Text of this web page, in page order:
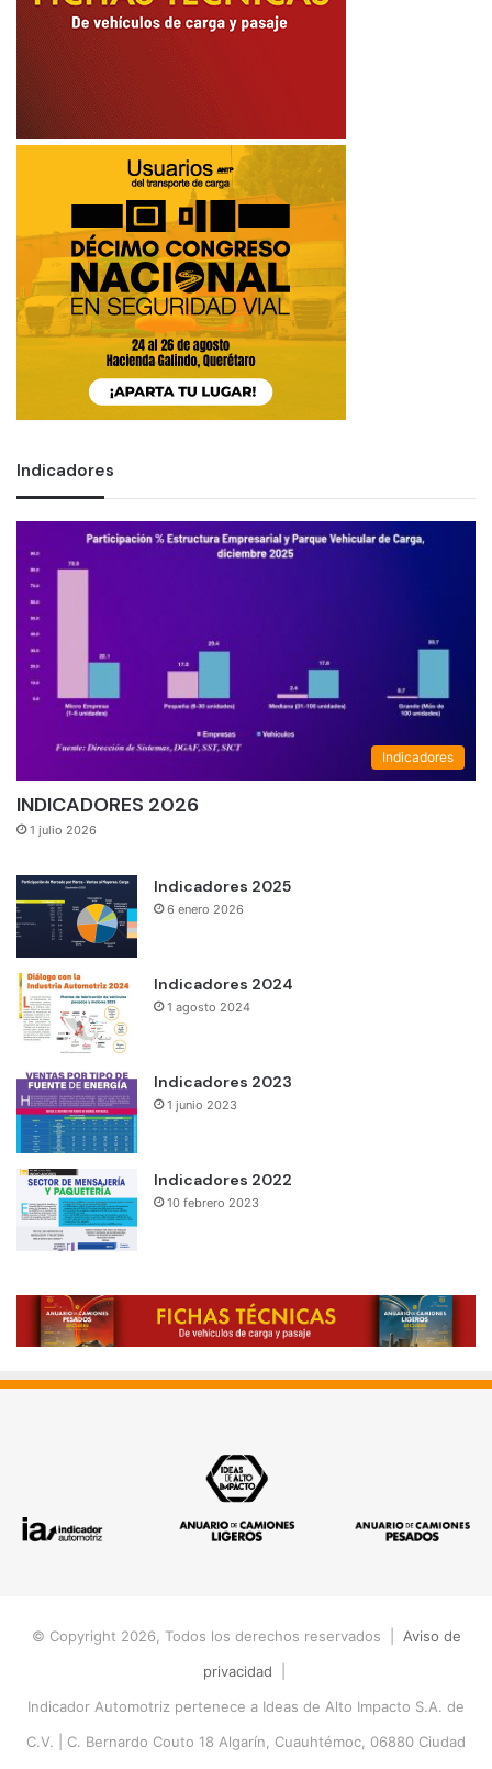
Indicadores
Indicadores
INDICADORES 2026
1 julio 2026
Indicadores 2025
6 enero 2026
Indicadores 2024
1 agosto 2024
Indicadores 2023
1 junio 2023
Indicadores 2022
10 febrero 2023
© Copyright 2026, Todos los derechos reservados | Aviso de
privacidad
Indicador Automotriz pertenece a Ideas de Alto Impacto S.A. de
C.V. | C. Bernardo Couto 18 Algarín, Cuauhtémoc, 06880 Ciudad